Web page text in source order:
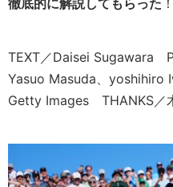
徹底的に解説してもらった ！
TEXT／Daisei Sugawara
Yasuo Masuda、yoshihiro
Getty Images THANKS／